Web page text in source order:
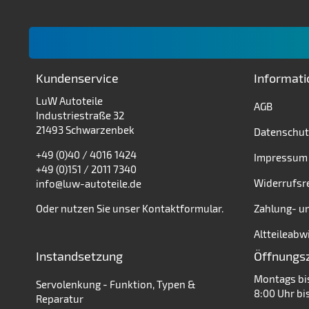
Kundenservice
LuW Autoteile
Industriestraße 32
21493 Schwarzenbek
+49 (0)40 / 4016 1424
+49 (0)151 / 2011 7340
info@luw-autoteile.de
Oder nutzen Sie unser Kontaktformular.
AGB
Impressum
Zahlung-
Instandsetzung
Servolenkung - Funktion, Typen &
Reparatur
Montags
8:00 Uhr